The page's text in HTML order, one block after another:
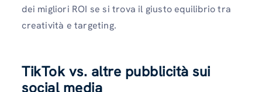
dei migliori ROI se si trova il giusto equilibrio tra
creatività e targeting.
TikTok vs. altre pubblicità sui
social media